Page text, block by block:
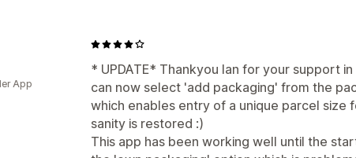
* UPDATE* Thankyou Ian for your support
can now select 'add packaging' from the
which enables entry of a unique parcel size
sanity is restored :)
This app has been working well until the
App